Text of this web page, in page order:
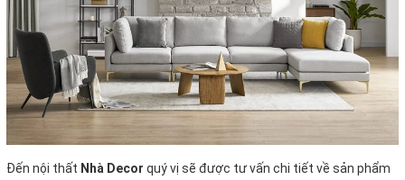
Đến nội thất Nhà Decor quý vị sẽ được tư vấn chi tiết về sản phẩm